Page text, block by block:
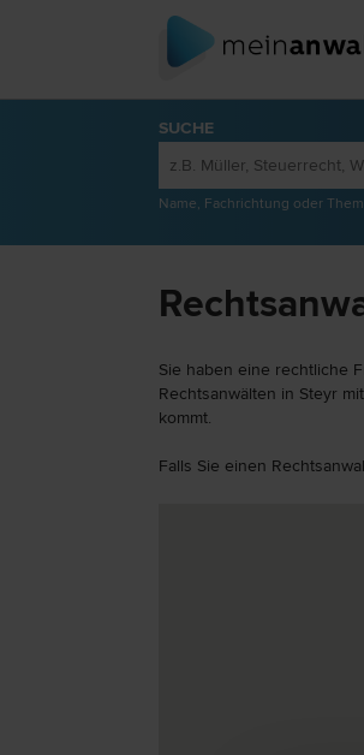
SUCHE
Name, Fachrichtung oder
Sie haben eine rechtliche
Rechtsanwälten in Steyr
kommt.
Falls Sie einen